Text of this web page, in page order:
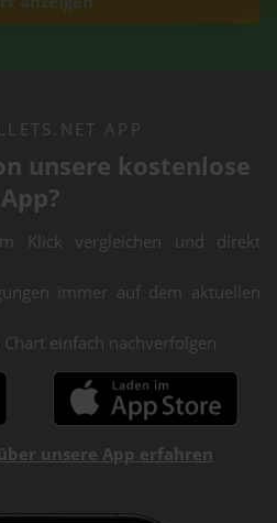
APP
unsere kostenlose
App?
Klick vergleichen und direkt
immer auf dem aktuellen
einfach nachverfolgen
unsere App erfahren